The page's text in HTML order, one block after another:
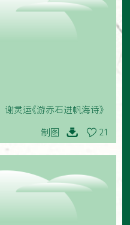
谢灵运《游赤石进帆海诗》
制图 21